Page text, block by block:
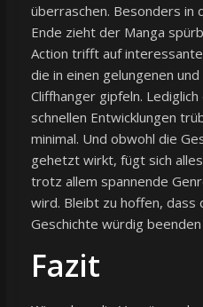
überraschen. Besonders in
Ende zieht der Manga
Action trifft auf
die in einen gelungenen
Cliffhanger gipfeln.
schnellen Entwicklungen
minimal. Und obwohl die
gehetzt wirkt, fügt sich
trotz allem spannende
wird. Bleibt zu hoffen, dass
Geschichte würdig beenden
Fazit